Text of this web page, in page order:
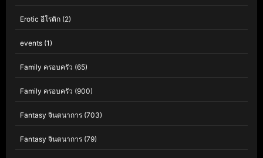
Erotic อีโรติก (2)
events (1)
Family ครอบครัว (65)
Family ครอบครัว (900)
Fantasy จินตนาการ (703)
Fantasy จินตนาการ (79)